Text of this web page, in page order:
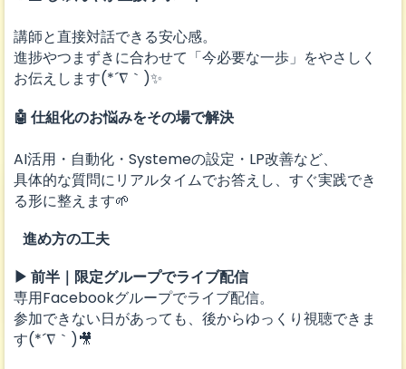
講師と直接対話できる安心感。
進捗やつまずきに合わせて「今必要な一歩」をやさしく
お伝えします(*´∇｀)✨
🤖 仕組化のお悩みをその場で解決
AI活用・自動化・Systemeの設定・LP改善など、
具体的な質問にリアルタイムでお答えし、すぐ実践でき
る形に整えます🌱
進め方の工夫
▶ 前半｜限定グループでライブ配信
専用Facebookグループでライブ配信。
参加できない日があっても、後からゆっくり視聴できま
す(*´∇｀)🎥